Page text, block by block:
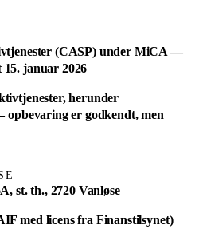
(CASP) under MiCA —
januar 2026
herunder
er godkendt, men
st. th., 2720 Vanløse
med licens fra Finanstilsynet)